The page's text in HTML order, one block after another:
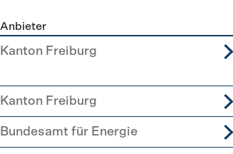
Anbieter
Kanton Freiburg
Kanton Freiburg
Bundesamt für Energie